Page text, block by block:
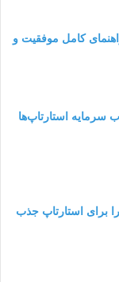
راه دور
با مراجعه به
و افزایش
چه صورت
کامل موفقیت و
استارتاپ‌ها
برای استارتاپ جذب